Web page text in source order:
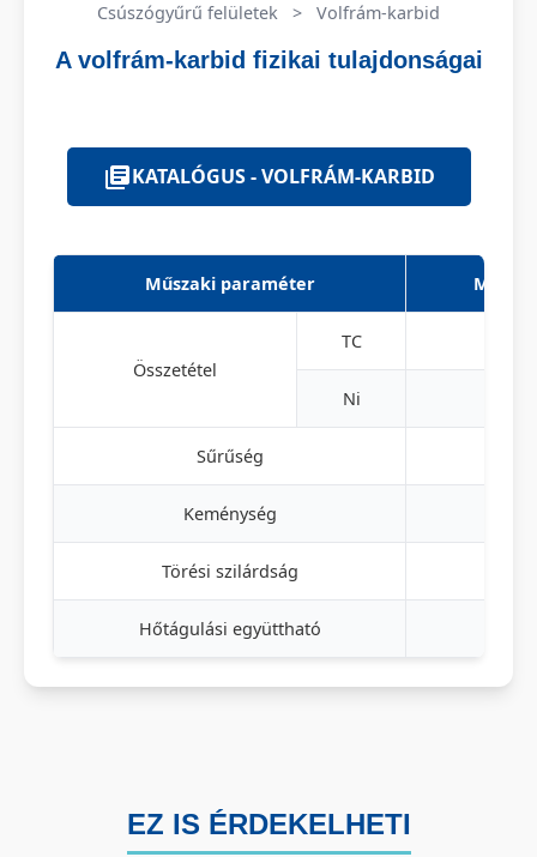
Csúszógyűrű felületek > Volfrám-karbid
A volfrám-karbid fizikai tulajdonságai
KATALÓGUS - VOLFRÁM-KARBID
Műszaki paraméter
Összetétel
TC
Ni
Sűrűség
Keménység
Törési szilárdság
Hőtágulási együttható
EZ IS ÉRDEKELHETI